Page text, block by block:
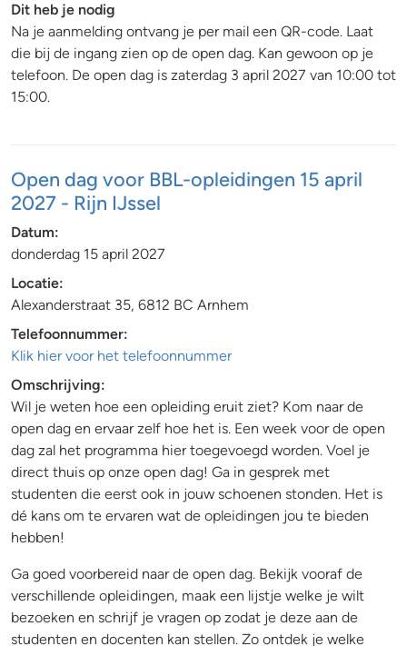
Dit heb je nodig
Na je aanmelding ontvang je per mail een QR-code. Laat
die bij de ingang zien op de open dag. Kan gewoon op je
telefoon. De open dag is zaterdag 3 april 2027 van 10:00 tot
15:00.
Open dag voor BBL-opleidingen 15 april
2027 - Rijn IJssel
Datum:
donderdag 15 april 2027
Locatie:
Alexanderstraat 35, 6812 BC Arnhem
Telefoonnummer:
Klik hier voor het telefoonnummer
Omschrijving:
Wil je weten hoe een opleiding eruit ziet? Kom naar de
open dag en ervaar zelf hoe het is. Een week voor de open
dag zal het programma hier toegevoegd worden. Voel je
direct thuis op onze open dag! Ga in gesprek met
studenten die eerst ook in jouw schoenen stonden. Het is
dé kans om te ervaren wat de opleidingen jou te bieden
hebben!
Ga goed voorbereid naar de open dag. Bekijk vooraf de
verschillende opleidingen, maak een lijstje welke je wilt
bezoeken en schrijf je vragen op zodat je deze aan de
studenten en docenten kan stellen. Zo ontdek je welke